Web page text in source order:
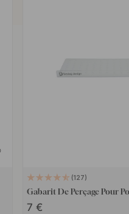
127
Gabarit De Perçage Pour
7 €